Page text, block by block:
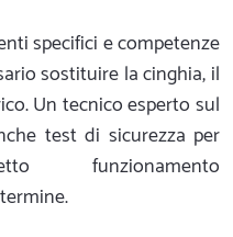
specifici e competenze
sostituire la cinghia, il
Un tecnico esperto sul
test di sicurezza per
funzionamento